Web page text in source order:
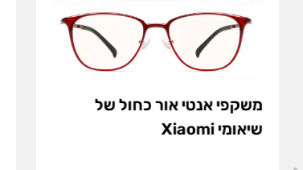
משקפי אנטי אור כחול של
שיאומי Xiaomi